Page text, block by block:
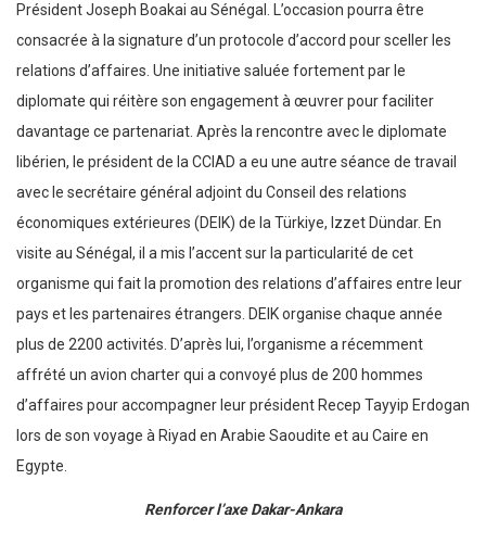
Président Joseph Boakai au Sénégal. L’occasion pourra être
consacrée à la signature d’un protocole d’accord pour sceller les
relations d’affaires. Une initiative saluée fortement par le
diplomate qui réitère son engagement à œuvrer pour faciliter
davantage ce partenariat. Après la rencontre avec le diplomate
libérien, le président de la CCIAD a eu une autre séance de travail
avec le secrétaire général adjoint du Conseil des relations
économiques extérieures (DEIK) de la Türkiye, Izzet Dündar. En
visite au Sénégal, il a mis l’accent sur la particularité de cet
organisme qui fait la promotion des relations d’affaires entre leur
pays et les partenaires étrangers. DEIK organise chaque année
plus de 2200 activités. D’après lui, l’organisme a récemment
affrété un avion charter qui a convoyé plus de 200 hommes
d’affaires pour accompagner leur président Recep Tayyip Erdogan
lors de son voyage à Riyad en Arabie Saoudite et au Caire en
Egypte.
Renforcer l’axe Dakar-Ankara